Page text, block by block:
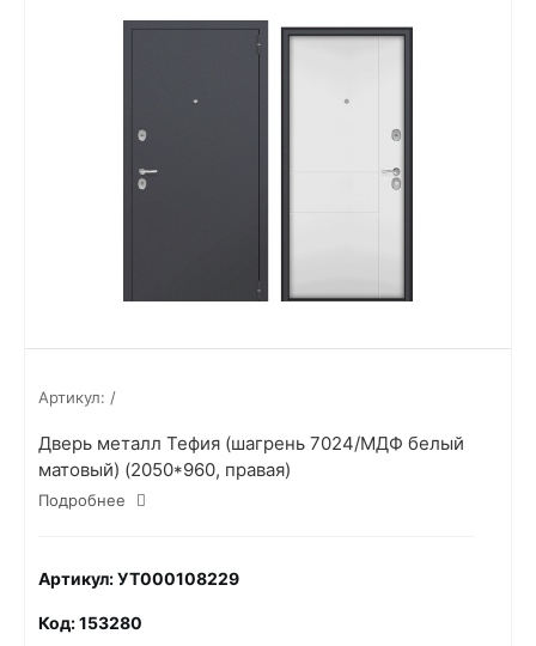
Артикул: /
Дверь металл Тефия (шагрень 7024/МДФ белый
матовый) (2050*960, правая)
Подробнее
Артикул: УТ000108229
Код: 153280